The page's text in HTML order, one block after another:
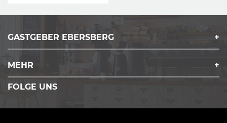
GASTGEBER EBERSBERG
MEHR
FOLGE UNS